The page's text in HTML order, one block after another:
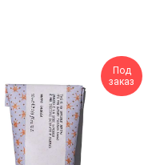
Под
заказ